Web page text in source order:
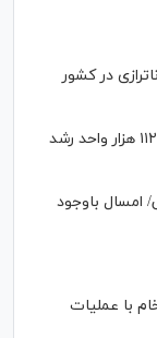
در کشور
سبزپوشی گسترده بازار بورس؛ شاخص کل ۱۱۲ هزار واحد رشد
امسال باوجود
با عملیات